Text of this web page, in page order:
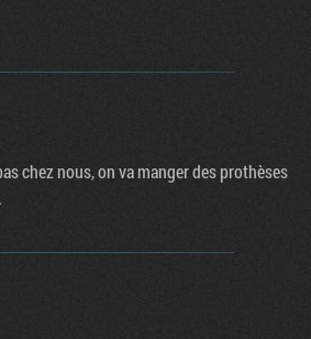
chez nous, on va manger des prothèses